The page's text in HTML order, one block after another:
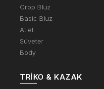
Crop Bluz
Basic Bluz
Atlet
Süveter
Body
TRIKO & KAZAK